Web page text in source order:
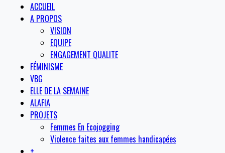
ACCUEIL
A PROPOS
VISION
EQUIPE
ENGAGEMENT QUALITE
FÉMINISME
VBG
ELLE DE LA SEMAINE
ALAFIA
PROJETS
Femmes En Ecojogging
Violence faites aux femmes handicapées